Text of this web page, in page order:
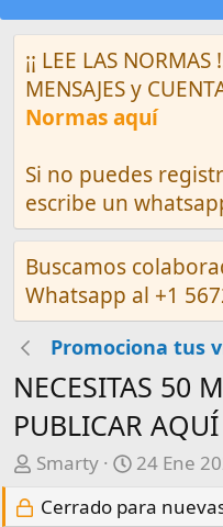
¡¡ LEE LAS
MENSAJES y
Normas aquí
Si no puedes
escribe un
Buscamos
Whatsapp al +1
Promociona tus
NECESITAS 50
PUBLICAR AQUÍ
A
t
Smarty
F
c
24 Ene
Cerrado para